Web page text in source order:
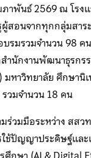
าพันธ์ 2569 ณ โรง
สอนจากทุกกลุ่มสาร
บรมรวมจำนวน 98
ำนักงานพัฒนาธุรกร
หาวิทยาลัย ศึกษานิ
วมจำนวน 18 คน
ร่วมมือระหว่าง สส
ช้ปัญญาประดิษฐ์และ